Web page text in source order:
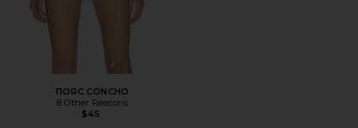
ПОЯС CONCHO
8 Other Reasons
$45